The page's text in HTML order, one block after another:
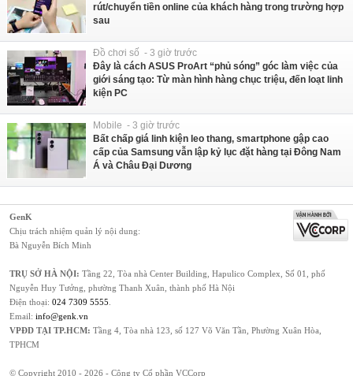
rút/chuyển tiền online của khách hàng trong trường hợp
sau
Đồ chơi số - 3 giờ trước
Đây là cách ASUS ProArt “phủ sóng” góc làm việc của
giới sáng tạo: Từ màn hình hàng chục triệu, đến loạt linh
kiện PC
Mobile - 3 giờ trước
Bất chấp giá linh kiện leo thang, smartphone gập cao
cấp của Samsung vẫn lập kỷ lục đặt hàng tại Đông Nam
Á và Châu Đại Dương
GenK
Chịu trách nhiệm quản lý nội dung:
Bà Nguyễn Bích Minh
TRỤ SỞ HÀ NỘI: Tầng 22, Tòa nhà Center Building, Hapulico Complex, Số 01, phố
Nguyễn Huy Tưởng, phường Thanh Xuân, thành phố Hà Nội
Điện thoại: 024 7309 5555
Email: info@genk.vn
VPĐD TẠI TP.HCM: Tầng 4, Tòa nhà 123, số 127 Võ Văn Tần, Phường Xuân Hòa,
TPHCM
© Copyright 2010 - 2026 - Công ty Cổ phần VCCorp